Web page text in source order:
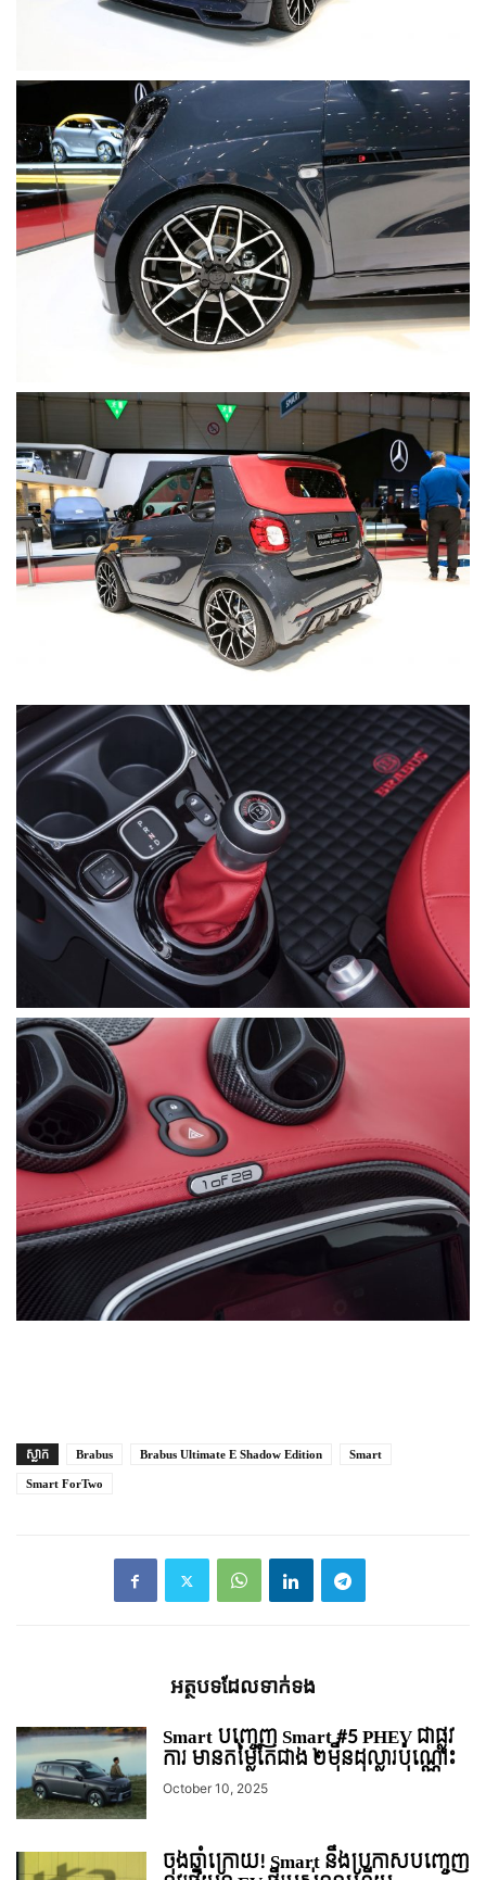
ស្លាក Brabus Brabus Ultimate E Shadow Edition
Smart
Smart ForTwo
អត្ថបទ​ដែល​ទាក់ទង
Smart បញ្ចេញ Smart #5 PHEV ជាផ្លូវ
ការ មានតម្លៃតែជាង ២មុឺនដុល្លារប៉ុណ្ណោះ
October 10, 2025
ចុងឆ្នាំក្រោយ! Smart នឹងប្រកាសបញ្ចេញ